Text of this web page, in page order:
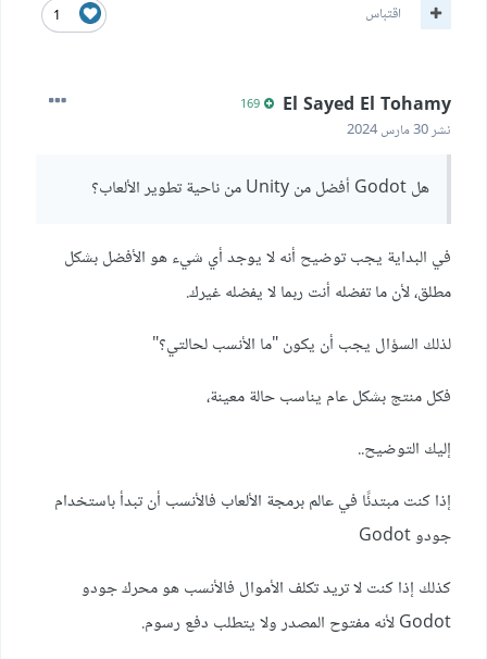
1 اقتباس
El Sayed El Tohamy
نشر30 مارس 2024
هل Godot أفضل من Unity من ناحية تطوير الألعاب؟
في البداية يجب توضيح أنه لا يوجد أي شيء هو الأفضل بشكل
مطلق، لأن ما تفضله أنت ربما لا يفضله غيرك.
لذلك السؤال يجب أن يكون "ما الأنسب لحالتي؟"
فكل منتج بشكل عام يناسب حالة معينة،
إليك التوضيح..
إذا كنت مبتدئًا في عالم برمجة الألعاب فالأنسب أن تبدأ باستخدام
جودو Godot
كذلك إذا كنت لا تريد تكلف الأموال فالأنسب هو محرك جودو
Godot لأنه مفتوح المصدر ولا يتطلب دفع رسوم.